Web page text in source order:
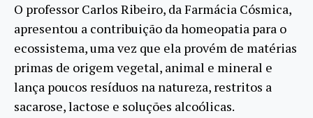
O professor Carlos Ribeiro, da Farmácia Cósmica,
apresentou a contribuição da homeopatia para o
ecossistema, uma vez que ela provém de matérias
primas de origem vegetal, animal e mineral e
lança poucos resíduos na natureza, restritos a
sacarose, lactose e soluções alcoólicas.